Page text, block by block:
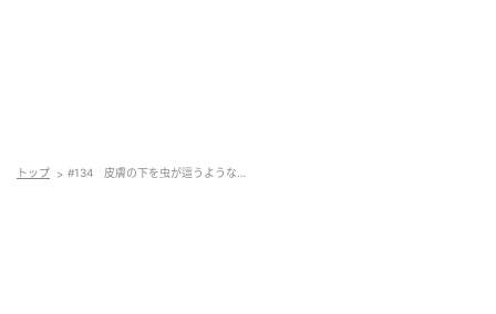
トップ #134 皮膚の下を虫が這うような…